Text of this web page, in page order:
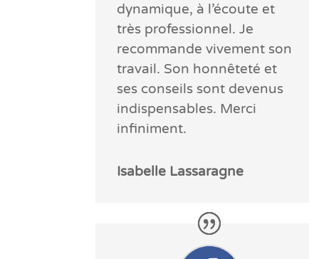
dynamique, à l’écoute et
très professionnel. Je
recommande vivement son
travail. Son honnêteté et
ses conseils sont devenus
indispensables. Merci
infiniment.
Isabelle Lassaragne